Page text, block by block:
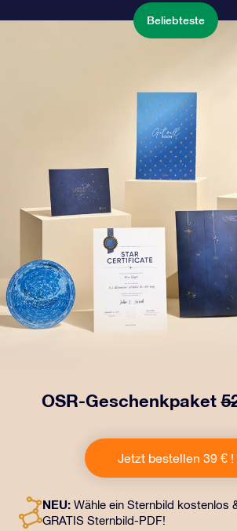
Beliebteste
OSR-Geschenkpaket
Geschenkpaket! Dieses Geschenk
schönen Umschlag und
an eine Adresse Ihrer Wahl
unserer Apps. Es ist eine zauberhafte
Liebsten ein unvergängliches
Jetzt bestellen 39 € !
NEU: Wähle ein Sternbild kostenlos
GRATIS Sternbild-PDF!